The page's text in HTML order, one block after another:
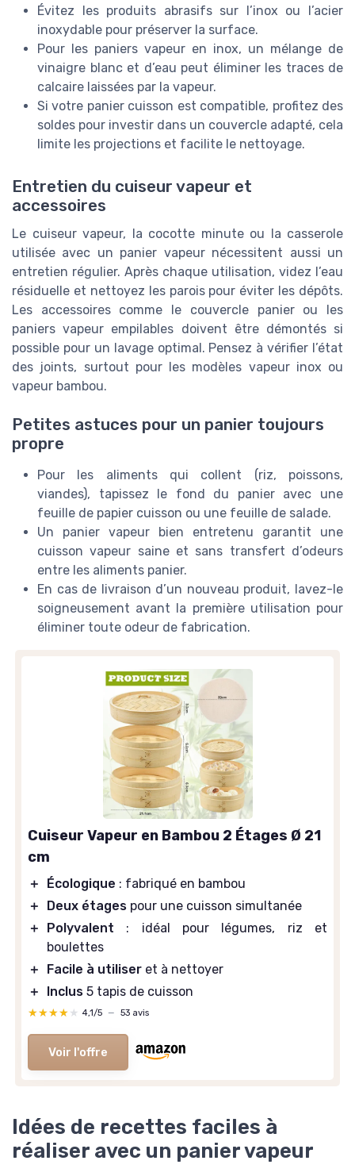
Évitez les produits abrasifs sur l’inox ou l’acier
inoxydable pour préserver la surface.
Pour les paniers vapeur en inox, un mélange de
vinaigre blanc et d’eau peut éliminer les traces de
calcaire laissées par la vapeur.
Si votre panier cuisson est compatible, profitez des
soldes pour investir dans un couvercle adapté, cela
limite les projections et facilite le nettoyage.
Entretien du cuiseur vapeur et
accessoires
Le cuiseur vapeur, la cocotte minute ou la casserole
utilisée avec un panier vapeur nécessitent aussi un
entretien régulier. Après chaque utilisation, videz l’eau
résiduelle et nettoyez les parois pour éviter les dépôts.
Les accessoires comme le couvercle panier ou les
paniers vapeur empilables doivent être démontés si
possible pour un lavage optimal. Pensez à vérifier l’état
des joints, surtout pour les modèles vapeur inox ou
vapeur bambou.
Petites astuces pour un panier toujours
propre
Pour les aliments qui collent (riz, poissons,
viandes), tapissez le fond du panier avec une
feuille de papier cuisson ou une feuille de salade.
Un panier vapeur bien entretenu garantit une
cuisson vapeur saine et sans transfert d’odeurs
entre les aliments panier.
En cas de livraison d’un nouveau produit, lavez-le
soigneusement avant la première utilisation pour
éliminer toute odeur de fabrication.
Cuiseur Vapeur en Bambou 2 Étages Ø 21
cm
＋ Écologique : fabriqué en bambou
＋
Deux étages pour une cuisson simultanée
＋
Polyvalent : idéal pour légumes, riz et
boulettes
＋
Facile à utiliser et à nettoyer
＋
Inclus 5 tapis de cuisson
★★★★★
★★★★★ 4,1/5 — 53 avis
Voir l'offre
Idées de recettes faciles à
réaliser avec un panier vapeur